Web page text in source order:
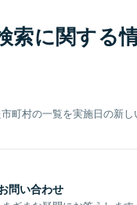
索に関する
町村の一覧を実施日の新
問い合わせ